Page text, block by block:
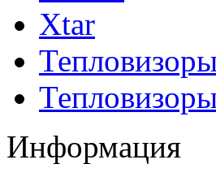
Xtar
Информация